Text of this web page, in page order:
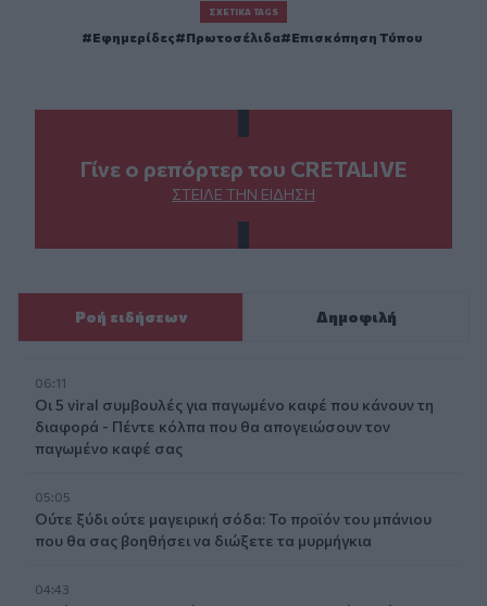
ΣΧΕΤΙΚΆ TAGS
Εφημερίδες Πρωτοσέλιδα Επισκόπηση Τύπου
Γίνε ο ρεπόρτερ του CRETALIVE
ΣΤΕΊΛΕ ΤΗΝ ΕΊΔΗΣΗ
Ροή ειδήσεων Δημοφιλή
06:11
Οι 5 viral συμβουλές για παγωμένο καφέ που κάνουν τη
διαφορά - Πέντε κόλπα που θα απογειώσουν τον
παγωμένο καφέ σας
05:05
Ούτε ξύδι ούτε μαγειρική σόδα: Το προϊόν του μπάνιου
που θα σας βοηθήσει να διώξετε τα μυρμήγκια
04:43